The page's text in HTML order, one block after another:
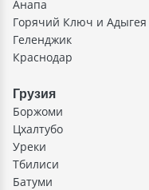
Анапа
Горячий Ключ и Адыгея
Геленджик
Краснодар
Грузия
Боржоми
Цхалтубо
Уреки
Тбилиси
Батуми